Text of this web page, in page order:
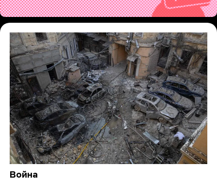
Война